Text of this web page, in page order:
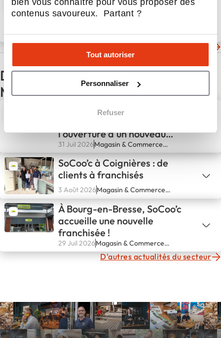
contenus savoureux. Partant ?
Tout autoriser
Personnaliser
Refuser
être animal transforme
14 Jan 2025Actualités
Les dernières actualités de DO&KA
D'autres actualités du secteur
Magasin & Commerce spécialisé
Bazarland poursuit son
l'ouverture d'un nouveau
magasin à Solliès-Pont
31 Juil 2026Magasin & Commerce
SoCoo’c à Coignières : de
clients à franchisés
3 Août 2026Magasin & Commerce
spécialisé
À Bourg-en-Bresse, SoCoo’c
accueille une nouvelle
franchisée !
29 Juil 2026Magasin & Commerce
spécialisé
D'autres actualités du secteur